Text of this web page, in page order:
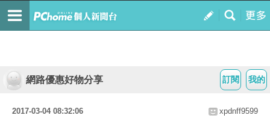
我的
訂閱
網路優惠好物分享
2017-03-04 08:32:06 xpdnff9599